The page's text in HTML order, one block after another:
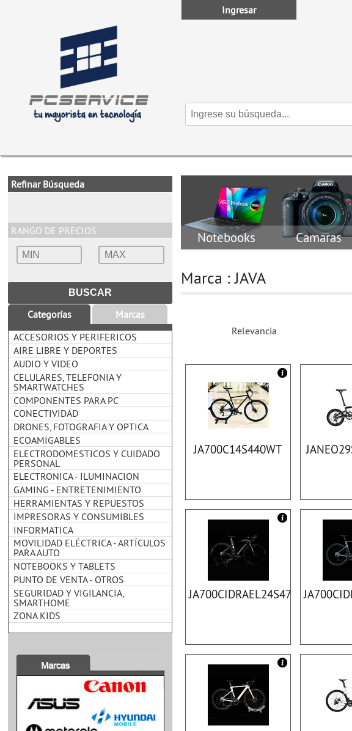
Ingresar
Refinar Búsqueda
RANGO DE PRECIOS
Categorías
Marcas
ACCESORIOS Y PERIFERICOS
AIRE LIBRE Y DEPORTES
AUDIO Y VIDEO
CELULARES, TELEFONIA Y
SMARTWATCHES
COMPONENTES PARA PC
CONECTIVIDAD
DRONES, FOTOGRAFIA Y OPTICA
ECOAMIGABLES
ELECTRODOMESTICOS Y CUIDADO
PERSONAL
ELECTRONICA - ILUMINACION
GAMING - ENTRETENIMIENTO
HERRAMIENTAS Y REPUESTOS
IMPRESORAS Y CONSUMIBLES
INFORMATICA
MOVILIDAD ELÉCTRICA - ARTÍCULOS
PARA AUTO
NOTEBOOKS Y TABLETS
PUNTO DE VENTA - OTROS
SEGURIDAD Y VIGILANCIA,
SMARTHOME
ZONA KIDS
Notebooks Camaras
Marca : JAVA
Relevancia
JA700C14S440WT
JA700CIDRAEL24S470BK